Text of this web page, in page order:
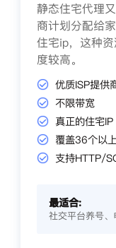
静态住宅代理
商计划分配给
住宅ip，这种
度较高。
优质ISP提供
不限带宽
真正的住宅IP
覆盖36个以
支持HTTP/
最适合:
社交平台养号